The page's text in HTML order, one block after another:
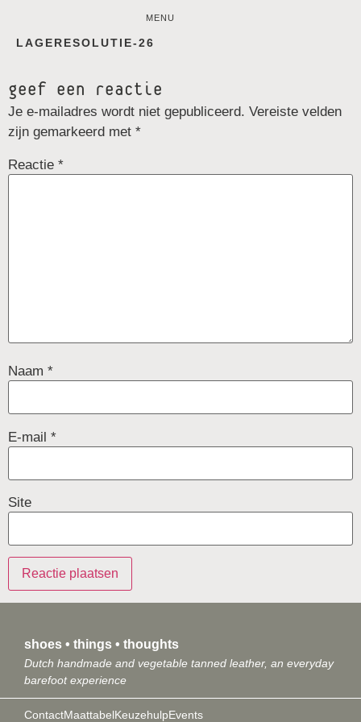
MENU
LAGERESOLUTIE-26
geef een reactie
Je e-mailadres wordt niet gepubliceerd. Vereiste velden
zijn gemarkeerd met *
Reactie *
Naam *
E-mail *
Site
shoes • things • thoughts
Dutch handmade and vegetable tanned leather, an everyday
barefoot experience
ContactMaattabelKeuzehulpEvents